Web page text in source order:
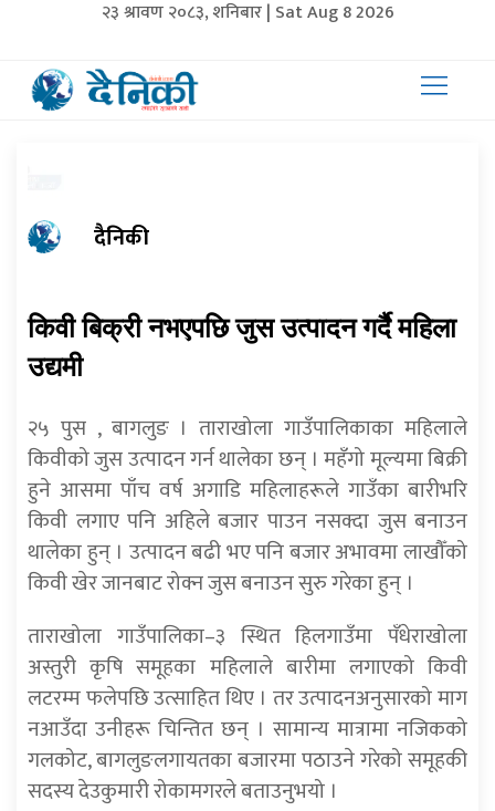
२३ श्रावण २०८३, शनिबार | Sat Aug 8 2026
दैनिकी
किवी बिक्री नभएपछि जुस उत्पादन गर्दै महिला
उद्यमी
२५ पुस , बागलुङ । ताराखोला गाउँपालिकाका महिलाले
किवीको जुस उत्पादन गर्न थालेका छन् । महँगो मूल्यमा बिक्री
हुने आसमा पाँच वर्ष अगाडि महिलाहरूले गाउँका बारीभरि
किवी लगाए पनि अहिले बजार पाउन नसक्दा जुस बनाउन
थालेका हुन् । उत्पादन बढी भए पनि बजार अभावमा लाखौँको
किवी खेर जानबाट रोक्न जुस बनाउन सुरु गरेका हुन् ।
ताराखोला गाउँपालिका–३ स्थित हिलगाउँमा पँधेराखोला
अस्तुरी कृषि समूहका महिलाले बारीमा लगाएको किवी
लटरम्म फलेपछि उत्साहित थिए । तर उत्पादनअनुसारको माग
नआउँदा उनीहरू चिन्तित छन् । सामान्य मात्रामा नजिकको
गलकोट, बागलुङलगायतका बजारमा पठाउने गरेको समूहकी
सदस्य देउकुमारी रोकामगरले बताउनुभयो ।